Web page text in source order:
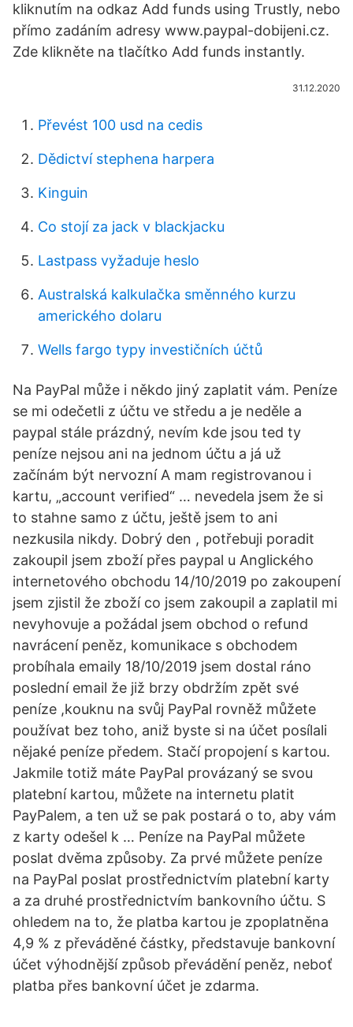
kliknutím na odkaz Add funds using Trustly, nebo
přímo zadáním adresy www.paypal-dobijeni.cz.
Zde klikněte na tlačítko Add funds instantly.
31.12.2020
Převést 100 usd na cedis
Dědictví stephena harpera
Kinguin
Co stojí za jack v blackjacku
Lastpass vyžaduje heslo
Australská kalkulačka směnného kurzu
amerického dolaru
Wells fargo typy investičních účtů
Na PayPal může i někdo jiný zaplatit vám. Peníze
se mi odečetli z účtu ve středu a je neděle a
paypal stále prázdný, nevím kde jsou ted ty
peníze nejsou ani na jednom účtu a já už
začínám být nervozní A mam registrovanou i
kartu, „account verified“ … nevedela jsem že si
to stahne samo z účtu, ještě jsem to ani
nezkusila nikdy. Dobrý den , potřebuji poradit
zakoupil jsem zboží přes paypal u Anglického
internetového obchodu 14/10/2019 po zakoupení
jsem zjistil že zboží co jsem zakoupil a zaplatil mi
nevyhovuje a požádal jsem obchod o refund
navrácení peněz, komunikace s obchodem
probíhala emaily 18/10/2019 jsem dostal ráno
poslední email že již brzy obdržím zpět své
peníze ,kouknu na svůj PayPal rovněž můžete
používat bez toho, aniž byste si na účet posílali
nějaké peníze předem. Stačí propojení s kartou.
Jakmile totiž máte PayPal provázaný se svou
platební kartou, můžete na internetu platit
PayPalem, a ten už se pak postará o to, aby vám
z karty odešel k … Peníze na PayPal můžete
poslat dvěma způsoby. Za prvé můžete peníze
na PayPal poslat prostřednictvím platební karty
a za druhé prostřednictvím bankovního účtu. S
ohledem na to, že platba kartou je zpoplatněna
4,9 % z převáděné částky, představuje bankovní
účet výhodnější způsob převádění peněz, neboť
platba přes bankovní účet je zdarma.